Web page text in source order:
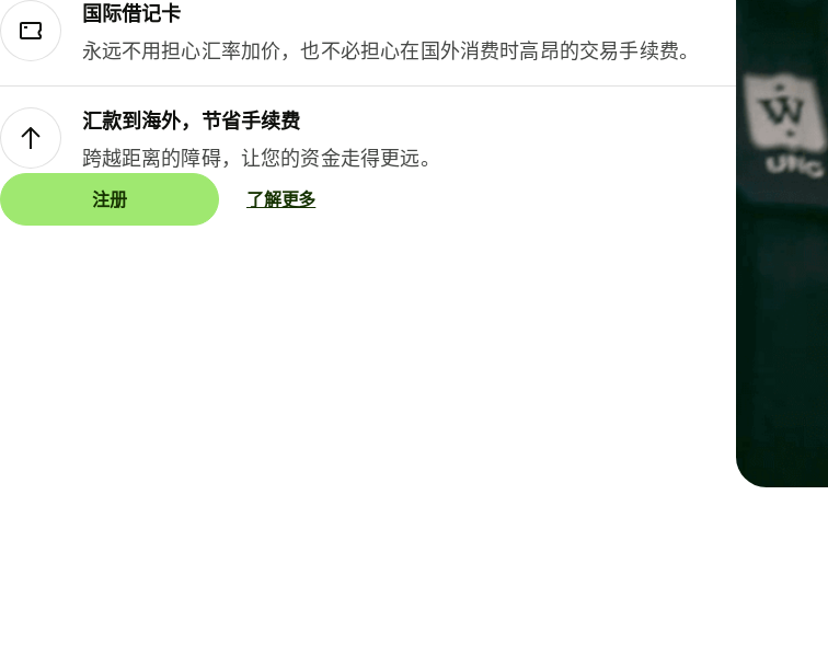
国际借记卡
永远不用担心汇率加价，也不必担心在国外消费时高昂的交易手续费。
汇款到海外，节省手续费
跨越距离的障碍，让您的资金走得更远。
注册 了解更多